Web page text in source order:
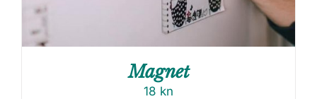
Magnet
18 kn